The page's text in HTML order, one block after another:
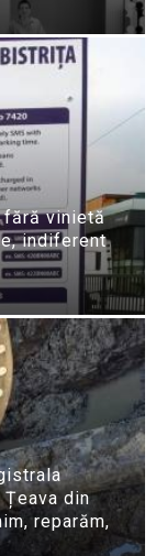
fără vinietă
indiferent
din
reparăm,